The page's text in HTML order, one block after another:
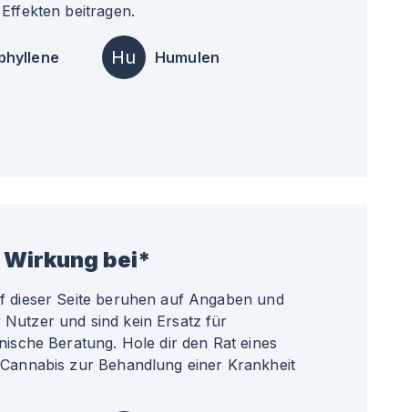
beitragen.
Hu Humulen
bei*
dieser Seite beruhen auf Angaben und
und sind kein Ersatz für
Beratung. Hole dir den Rat eines
zur Behandlung einer Krankheit